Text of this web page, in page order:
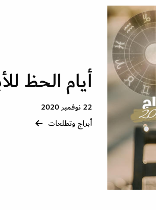
أيام الحظ
22 نوفمبر 2020
أبراج وتطلعات